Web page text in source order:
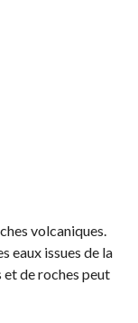
volcaniques.
eaux issues de la
et de roches peut